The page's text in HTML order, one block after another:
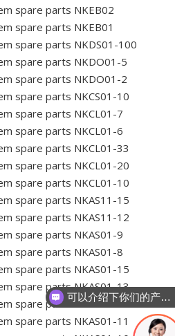
spare parts NKEB02
spare parts NKEB01
spare parts NKDS01-100
spare parts NKDO01-5
spare parts NKDO01-2
spare parts NKCS01-10
spare parts NKCL01-7
spare parts NKCL01-6
spare parts NKCL01-33
spare parts NKCL01-20
spare parts NKCL01-10
spare parts NKAS11-15
spare parts NKAS11-12
spare parts NKAS01-9
spare parts NKAS01-8
spare parts NKAS01-15
spare parts NKAS01-13
spare parts NKAS01-12
spare parts NKAS01-11
可以介绍下你们的产品么